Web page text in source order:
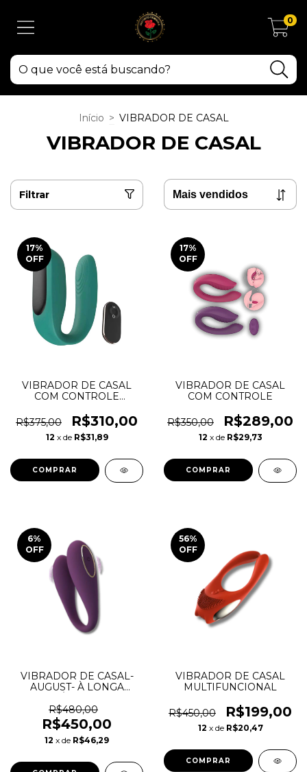
0
Início > VIBRADOR DE CASAL
VIBRADOR DE CASAL
Filtrar
17%
OFF
VIBRADOR DE CASAL
COM CONTROLE
RECARREGÁVEL
R$375,00 R$310,00
12 x de R$31,89
COMPRAR
17%
OFF
VIBRADOR DE CASAL
COM CONTROLE
R$350,00 R$289,00
12 x de R$29,73
COMPRAR
6%
OFF
VIBRADOR DE CASAL-
AUGUST- À LONGA
R$480,00
R$450,00
12 x de R$46,29
56%
OFF
VIBRADOR DE CASAL
MULTIFUNCIONAL
R$450,00 R$199,00
12 x de R$20,47